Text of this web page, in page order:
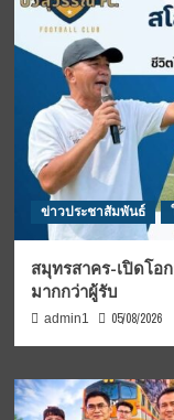
ข่าวประชาสัมพันธ์
สมุทรสาคร-เปิดโอ
มากกว่าผู้รับ
admin1 05/08/2026